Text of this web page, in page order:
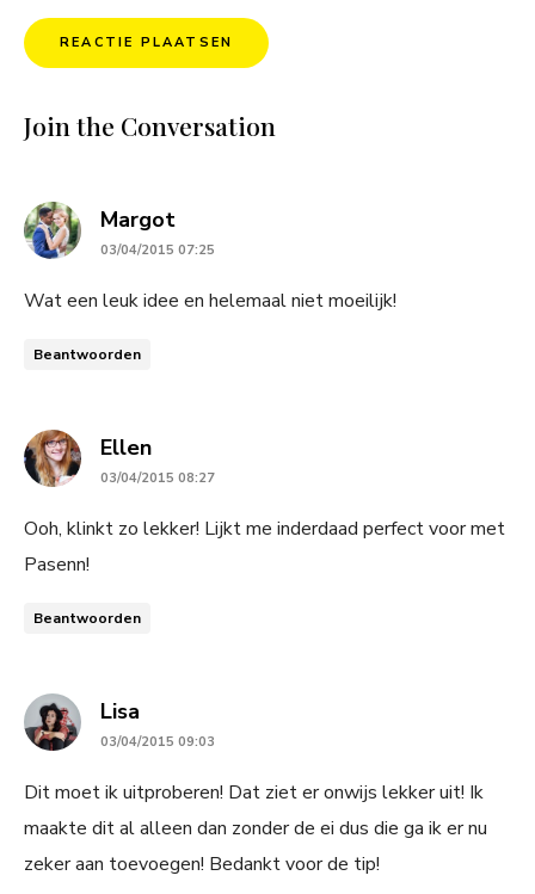
Join the Conversation
Margotsays:
03/04/2015 07:25
Wat een leuk idee en helemaal niet moeilijk!
Beantwoorden
Ellensays:
03/04/2015 08:27
Ooh, klinkt zo lekker! Lijkt me inderdaad perfect voor met
Pasenn!
Beantwoorden
Lisa
03/04/2015 09:03
Dit moet ik uitproberen! Dat ziet er onwijs lekker uit! Ik
maakte dit al alleen dan zonder de ei dus die ga ik er nu
zeker aan toevoegen! Bedankt voor de tip!